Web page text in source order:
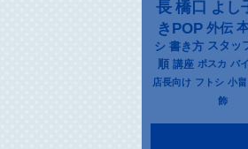
長 橋口 よし
きPOP 外伝
シ 書き方 スタッ
順 講座 ポスカ バ
店長向け フトシ 小畠
飾